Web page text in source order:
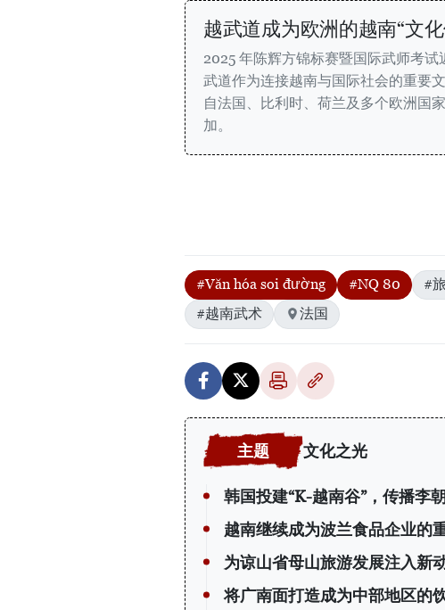
越武道成为欧洲的越南“文
2025 年陈辉方锦标赛暨国际武师考
武道作为连接越南与国际社会的重要
自法国、比利时、荷兰及多个欧洲国
加。
#Văn hóa soi đường #NQ 80 #
#越南武术
法国
文化之光
韩国投建“K-越南谷”，传播李
越南继续成为波兰食品企业的
为谅山省母山旅游发展注入新
将广南面打造成为中部地区的